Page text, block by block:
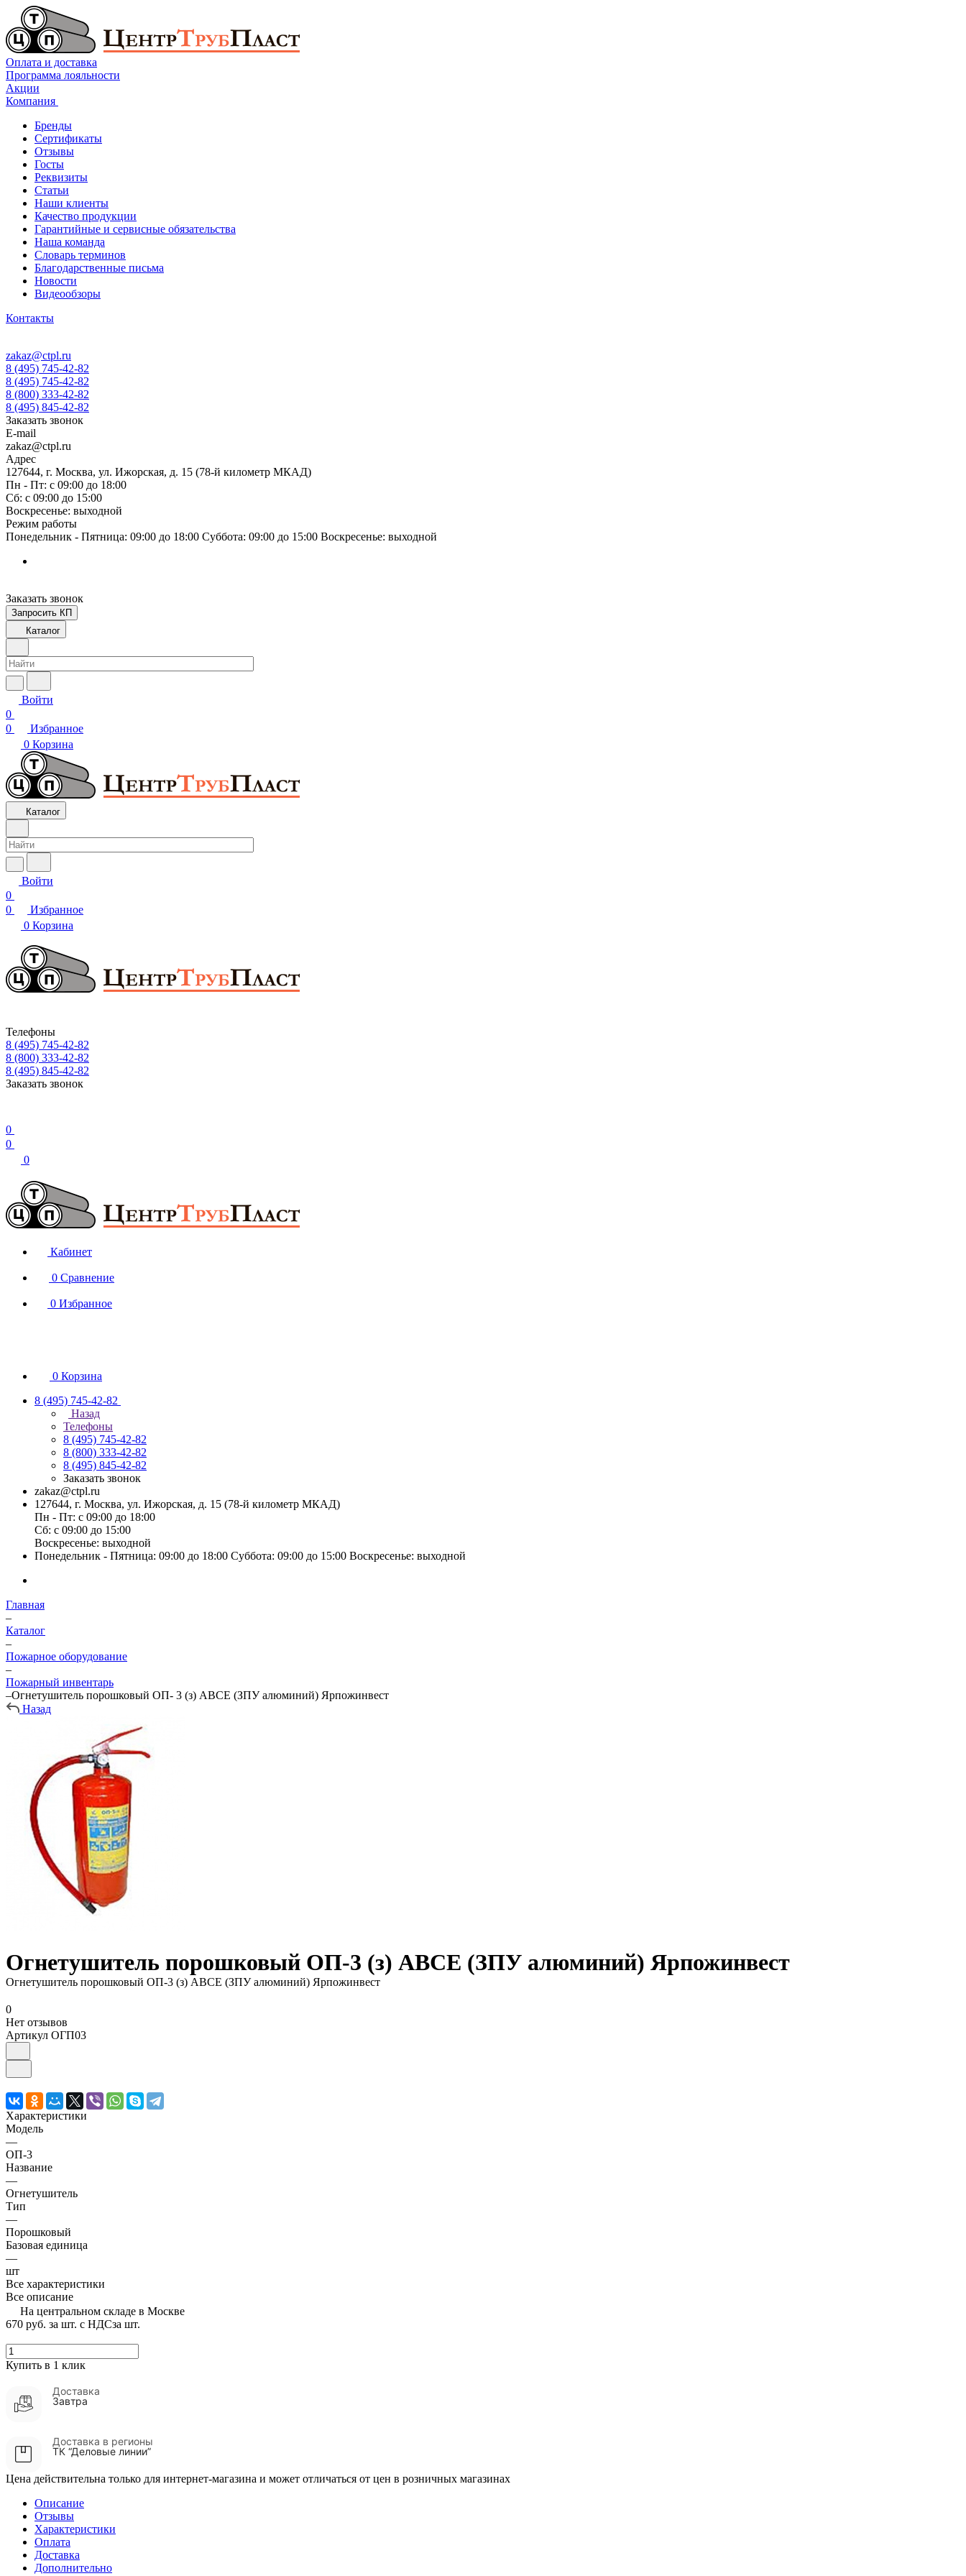
Оплата и доставка
Программа лояльности
Акции
Компания
Бренды
Сертификаты
Отзывы
Госты
Реквизиты
Статьи
Наши клиенты
Качество продукции
Гарантийные и сервисные обязательства
Наша команда
Словарь терминов
Благодарственные письма
Новости
Видеообзоры
Контакты
zakaz@ctpl.ru
8 (495) 745-42-82
8 (495) 745-42-82
8 (800) 333-42-82
8 (495) 845-42-82
Заказать звонок
E-mail
zakaz@ctpl.ru
Адрес
127644, г. Москва, ул. Ижорская, д. 15 (78-й километр МКАД)
Пн - Пт: с 09:00 до 18:00
Сб: с 09:00 до 15:00
Воскресенье: выходной
Режим работы
Понедельник - Пятница: 09:00 до 18:00 Суббота: 09:00 до 15:00 Воскресенье: выходной
Заказать звонок
Запросить КП
Каталог
Войти
0
0
Избранное
0 Корзина
Каталог
Войти
0
0
Избранное
0 Корзина
Телефоны
8 (495) 745-42-82
8 (800) 333-42-82
8 (495) 845-42-82
Заказать звонок
0
0
0
Кабинет
0 Сравнение
0 Избранное
0 Корзина
8 (495) 745-42-82
Назад
Телефоны
8 (495) 745-42-82
8 (800) 333-42-82
8 (495) 845-42-82
Заказать звонок
zakaz@ctpl.ru
127644, г. Москва, ул. Ижорская, д. 15 (78-й километр МКАД)
Пн - Пт: с 09:00 до 18:00
Сб: с 09:00 до 15:00
Воскресенье: выходной
Понедельник - Пятница: 09:00 до 18:00 Суббота: 09:00 до 15:00 Воскресенье: выходной
Главная
–
Каталог
–
Пожарное оборудование
–
Пожарный инвентарь
–Огнетушитель порошковый ОП- 3 (з) АВСЕ (ЗПУ алюминий) Ярпожинвест
Назад
Огнетушитель порошковый ОП-3 (з) АВСЕ (ЗПУ алюминий) Ярпожинвест
Огнетушитель порошковый ОП-3 (з) АВСЕ (ЗПУ алюминий) Ярпожинвест
0
Нет отзывов
Артикул ОГП03
Характеристики
Модель
—
ОП-3
Название
—
Огнетушитель
Тип
—
Порошковый
Базовая единица
—
шт
Все характеристики
Все описание
На центральном складе в Москве
670 руб. за шт. с НДСза шт.
Купить в 1 клик
Доставка
Завтра
Доставка в регионы
ТК “Деловые линии”
Цена действительна только для интернет-магазина и может отличаться от цен в розничных магазинах
Описание
Отзывы
Характеристики
Оплата
Доставка
Дополнительно